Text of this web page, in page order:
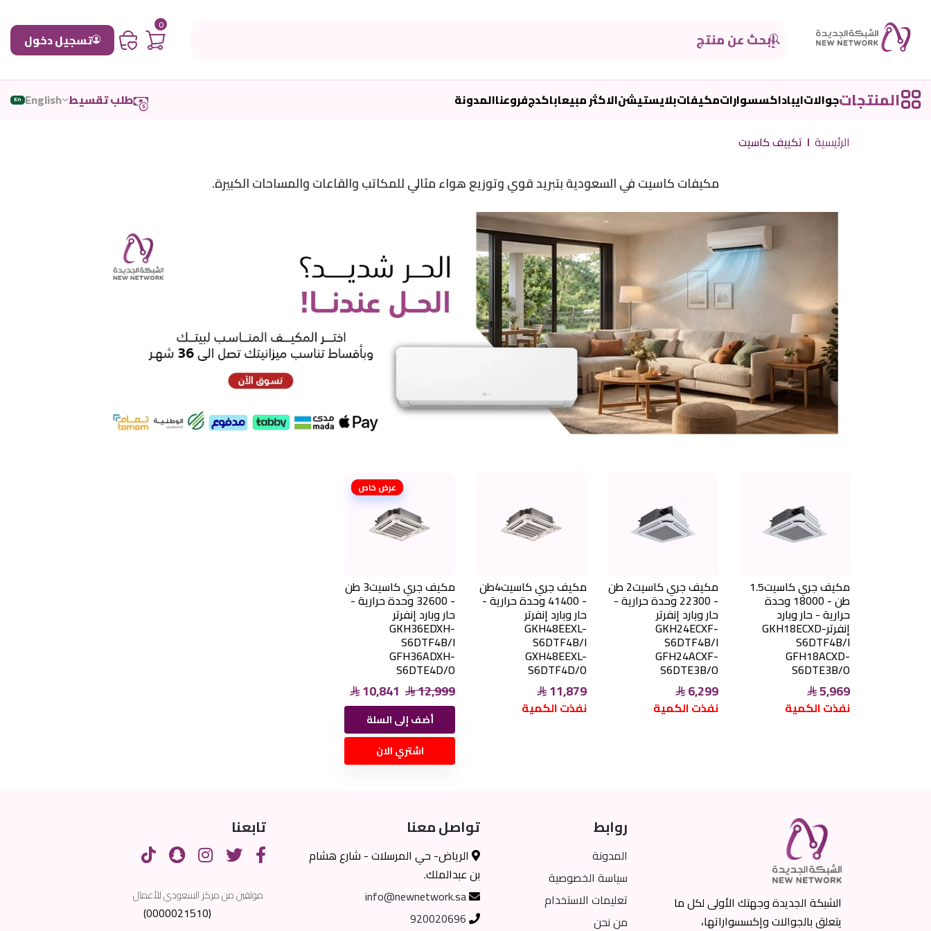
0
تسجيل دخول
المنتجاتجوالاتايباداكسسواراتمكيفاتبلايستيشنالاكثر مبيعاباكدجفروعناالمدونة طلب تقسيط English
En
الرئيسية تكييف كاسيت
مكيفات كاسيت في السعودية بتبريد قوي وتوزيع هواء مثالي للمكاتب والقاعات والمساحات الكبيرة.
مكيف جري كاسيت1.5
طن - 18000 وحدة
حرارية - حار وبارد
إنفرترGKH18ECXD-
S6DTF4B/I
GFH18ACXD-
S6DTE3B/O
5,969
نفذت الكمية
مكيف جري كاسيت2 طن
- 22300 وحدة حرارية -
حار وبارد إنفرتر
GKH24ECXF-
S6DTF4B/I
GFH24ACXF-
S6DTE3B/O
6,299
نفذت الكمية
مكيف جري كاسيت4طن
- 41400 وحدة حرارية -
حار وبارد إنفرتر
GKH48EEXL-
S6DTF4B/I
GXH48EEXL-
S6DTF4D/O
11,879
نفذت الكمية
عرض خاص
مكيف جري كاسيت3 طن
- 32600 وحدة حرارية -
حار وبارد إنفرتر
GKH36EDXH-
S6DTF4B/I
GFH36ADXH-
S6DTE4D/O
10,841 12,999
أضف إلى السلة
اشتري الان
الشبكة الجديدة وجهتك الأولى لكل ما
يتعلق بالجوالات وإكسسواراتها،
روابط
المدونة
سياسة الخصوصية
تعليمات الاستخدام
من نحن
تواصل معنا
الرياض- حي المرسلات - شارع هشام
بن عبدالملك.
info@newnetwork.sa
920020696
تابعنا
موثقين من مركز السعودي للأعمال
(0000021510)